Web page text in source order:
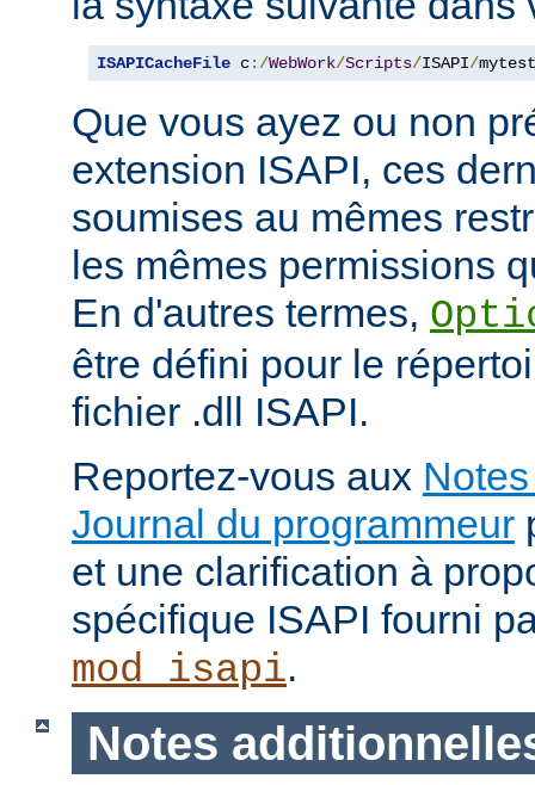
ISAPICacheFile c:/WebWork/Scripts/ISAPI/mytest
Que vous ayez ou non
extension ISAPI, ces
soumises au mêmes
les mêmes permissions
En d'autres termes,
être défini pour le
fichier .dll ISAPI.
Reportez-vous aux
Journal du programmeur
et une clarification à
spécifique ISAPI fourni
mod_isapi.
Notes